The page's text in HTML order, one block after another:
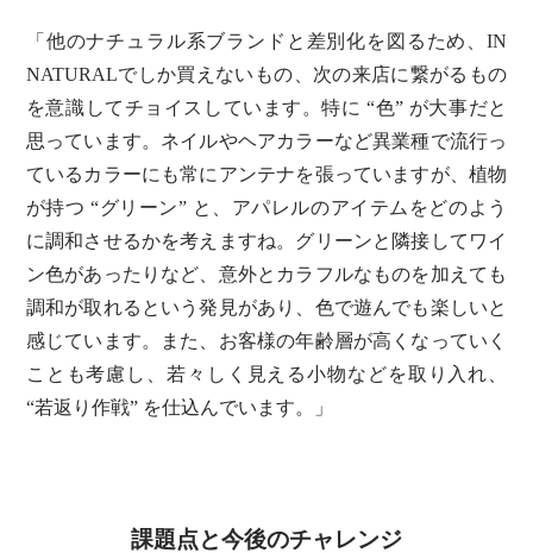
「他のナチュラル系ブランドと差別化を図るため、IN
NATURALでしか買えないもの、次の来店に繋がるもの
を意識してチョイスしています。特に “色” が大事だと
思っています。ネイルやヘアカラーなど異業種で流行っ
ているカラーにも常にアンテナを張っていますが、植物
が持つ “グリーン” と、アパレルのアイテムをどのよう
に調和させるかを考えますね。グリーンと隣接してワイ
ン色があったりなど、意外とカラフルなものを加えても
調和が取れるという発見があり、色で遊んでも楽しいと
感じています。また、お客様の年齢層が高くなっていく
ことも考慮し、若々しく見える小物などを取り入れ、
“若返り作戦” を仕込んでいます。」
課題点と今後のチャレンジ